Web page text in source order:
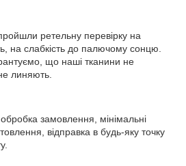
ретельну перевірку на
на слабкість до палючому сонцю.
що наші тканини не
линяють.
замовлення, мінімальні
відправка в будь-яку точку